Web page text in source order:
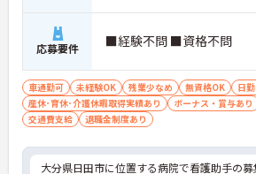
応募要件 ■経験不問 ■資格不問
車通勤可 未経験OK 残業少なめ 無資格OK
日
産休･育休･介護休暇取得実績あり
ボーナス・賞与あり
交通費支給
退職金制度あり
大分県日田市に位置する病院で看護助手の募